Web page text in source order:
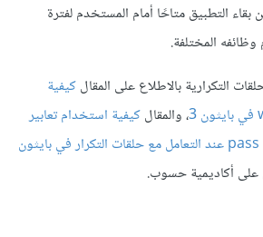
التطبيق متاحًا أمام المستخدم لفترة
المختلفة.
التكرارية بالاطلاع على المقالكيفية
، والمقالكيفية استخدام تعابير
break و continue و pass عند التعامل مع حلقات التكرار في بايثون
على أكاديمية حسوب.